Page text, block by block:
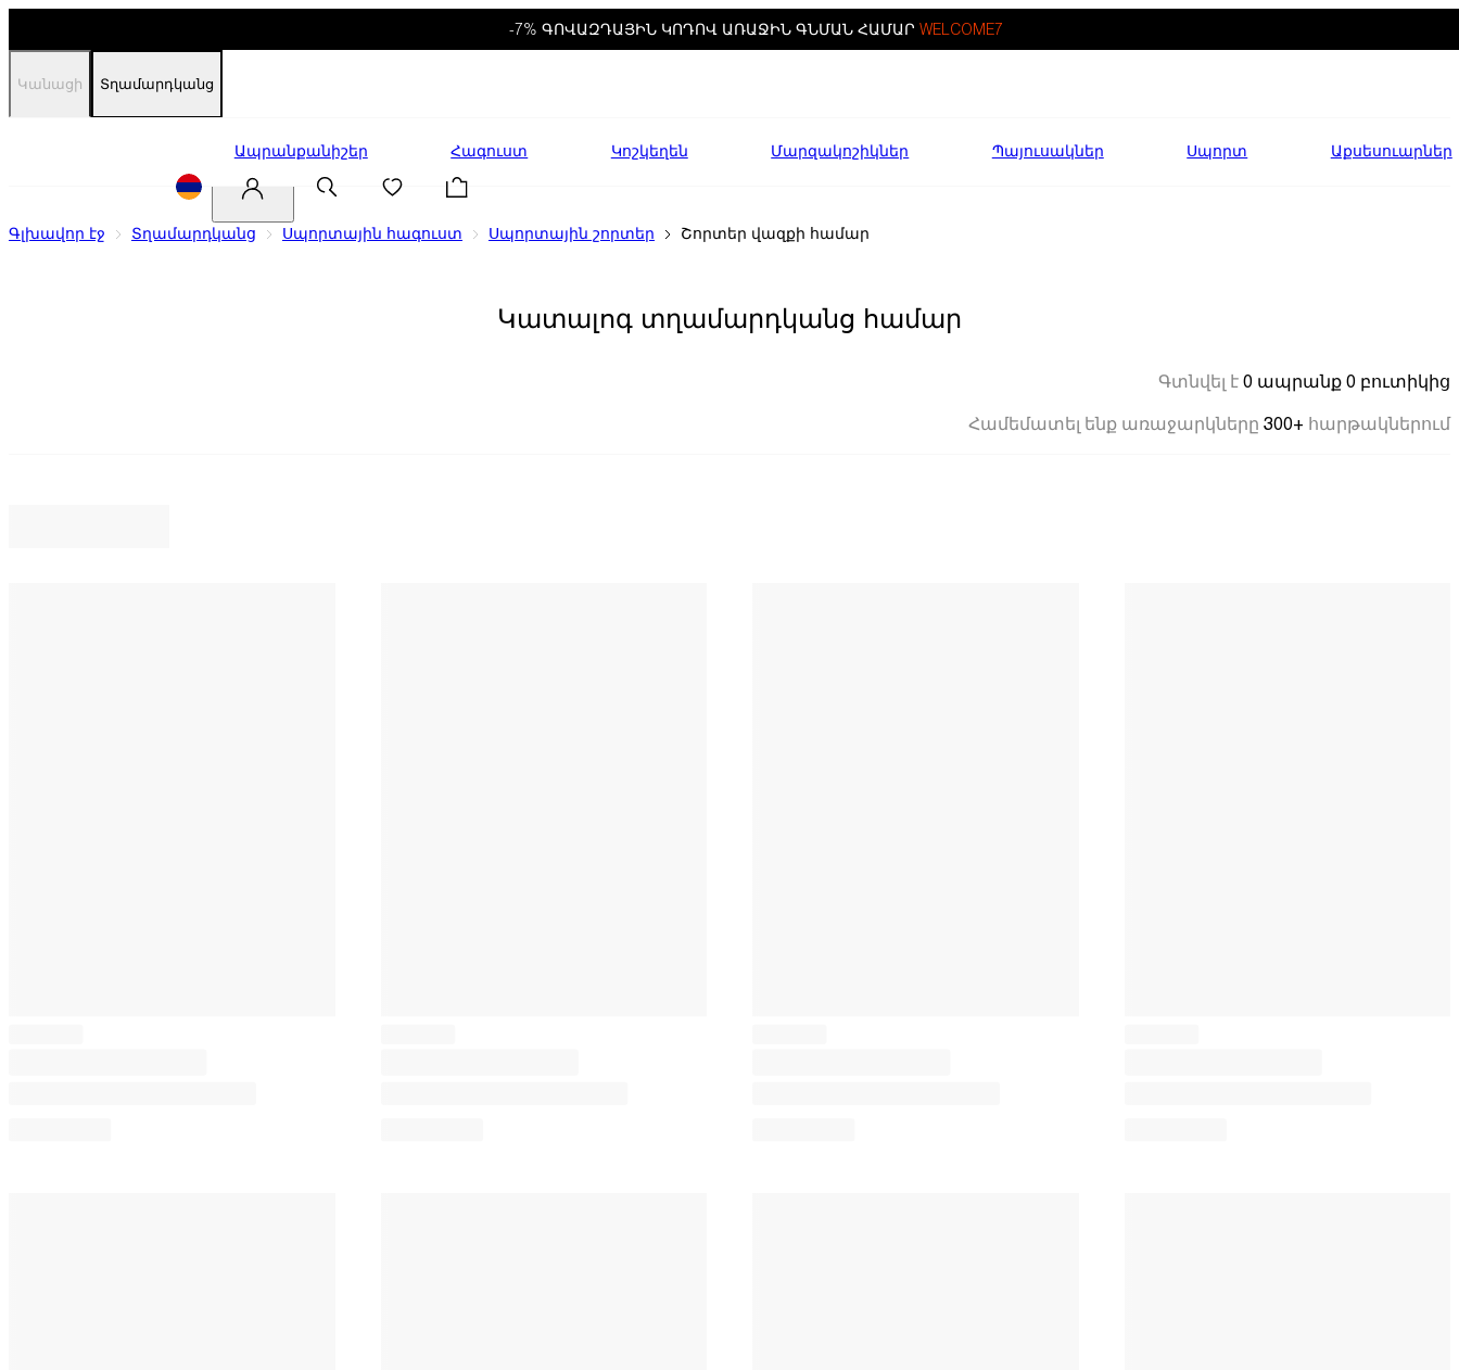
-7% ԳՈՎԱԶԴԱՅԻՆ ԿՈԴՈՎ ԱՌԱՋԻՆ ԳՆՄԱՆ ՀԱՄԱՐ WELCOME7
Կանացի Տղամարդկանց
Ապրանքանիշեր Հագուստ Կոշկեղեն Մարզակոշիկներ Պայուսակներ Սպորտ Աքսեսուարներ
Գլխավոր էջ Տղամարդկանց Սպորտային հագուստ Սպորտային շորտեր Շորտեր վազքի համար
Կատալոգ տղամարդկանց համար
Գտնվել է 0 ապրանք 0 բուտիկից
Համեմատել ենք առաջարկները 300+ հարթակներում